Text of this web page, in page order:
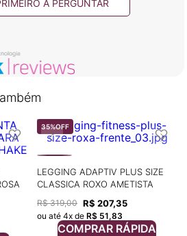
A PERGUNTAR
35%OFF
LEGGING ADAPTIV PLUS SIZE
CLASSICA ROXO AMETISTA
R$ 319,00 R$ 207,35
ou até 4x de R$ 51,83
COMPRAR RÁPIDA